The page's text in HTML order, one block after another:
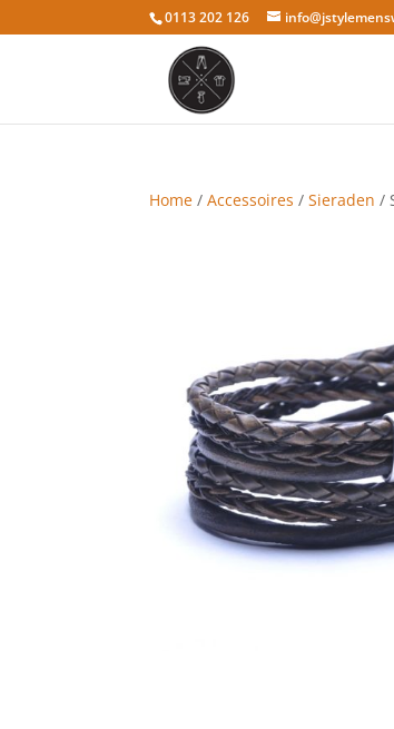
0113 202 126
Home /Accessoires /Sieraden /